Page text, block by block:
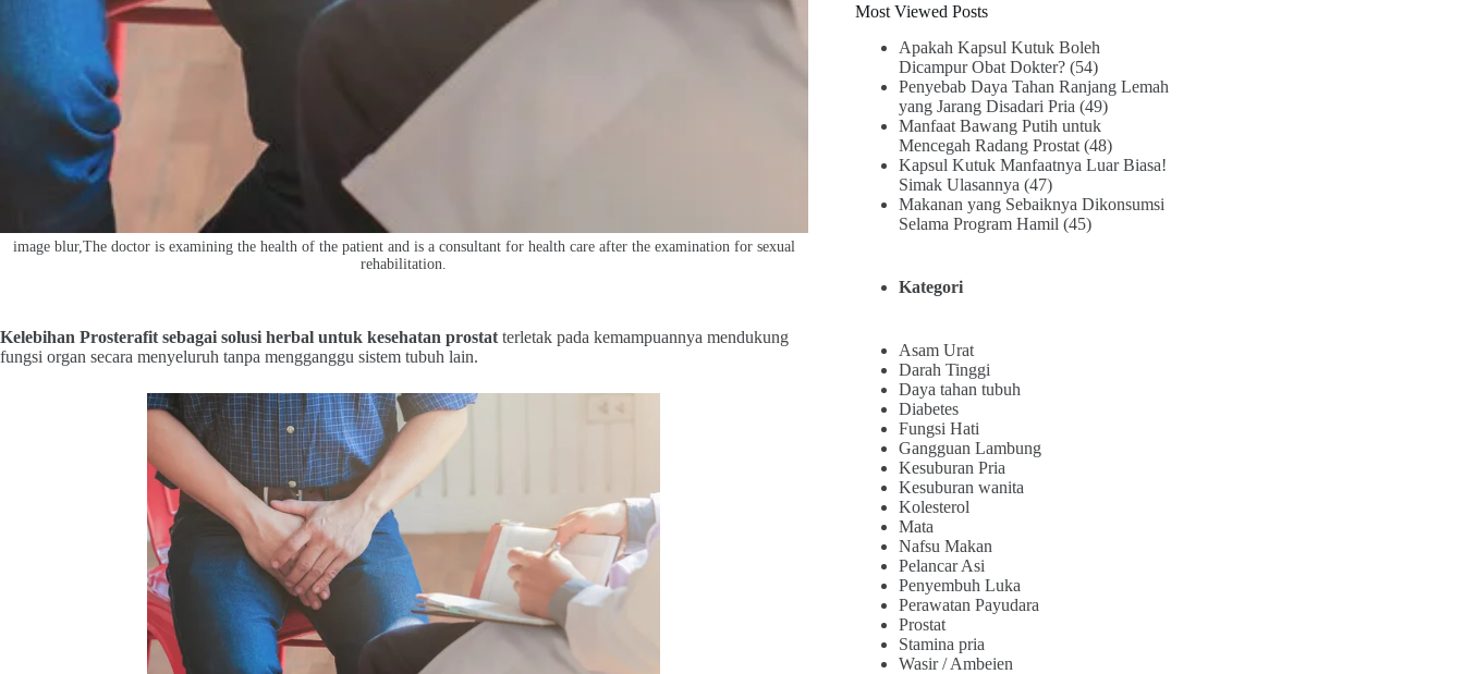
image blur,The doctor is examining the health of the patient and is a consultant for health care after the examination for sexual
rehabilitation.
Kelebihan Prosterafit sebagai solusi herbal untuk kesehatan prostat terletak pada kemampuannya mendukung
fungsi organ secara menyeluruh tanpa mengganggu sistem tubuh lain.
Most Viewed Posts
Apakah Kapsul Kutuk Boleh
Dicampur Obat Dokter? (54)
Penyebab Daya Tahan Ranjang Lemah
yang Jarang Disadari Pria (49)
Manfaat Bawang Putih untuk
Mencegah Radang Prostat (48)
Kapsul Kutuk Manfaatnya Luar Biasa!
Simak Ulasannya (47)
Makanan yang Sebaiknya Dikonsumsi
Selama Program Hamil (45)
Kategori
Asam Urat
Darah Tinggi
Daya tahan tubuh
Diabetes
Fungsi Hati
Gangguan Lambung
Kesuburan Pria
Kesuburan wanita
Kolesterol
Mata
Nafsu Makan
Pelancar Asi
Penyembuh Luka
Perawatan Payudara
Prostat
Stamina pria
Wasir / Ambeien